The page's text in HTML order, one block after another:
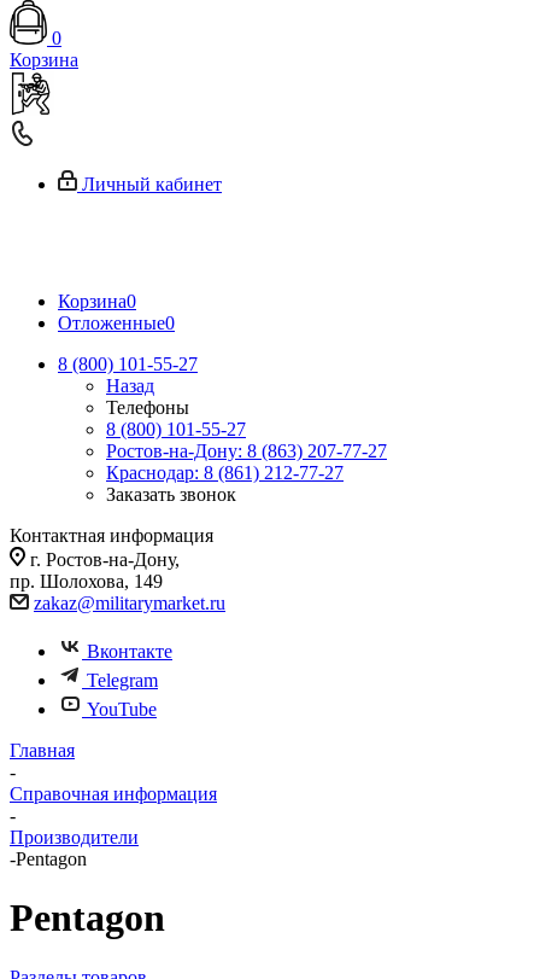
0
Корзина
Личный кабинет
Корзина0
Отложенные0
8 (800) 101-55-27
Назад
Телефоны
8 (800) 101-55-27
Ростов-на-Дону: 8 (863) 207-77-27
Краснодар: 8 (861) 212-77-27
Заказать звонок
Контактная информация
г. Ростов-на-Дону,
пр. Шолохова, 149
zakaz@militarymarket.ru
Вконтакте
Telegram
YouTube
Главная
-
Справочная информация
-
Производители
-Pentagon
Pentagon